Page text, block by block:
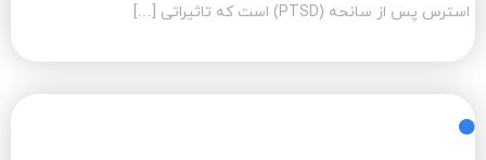
استرس پس از سانحه (PTSD) است که تاثیراتی […]